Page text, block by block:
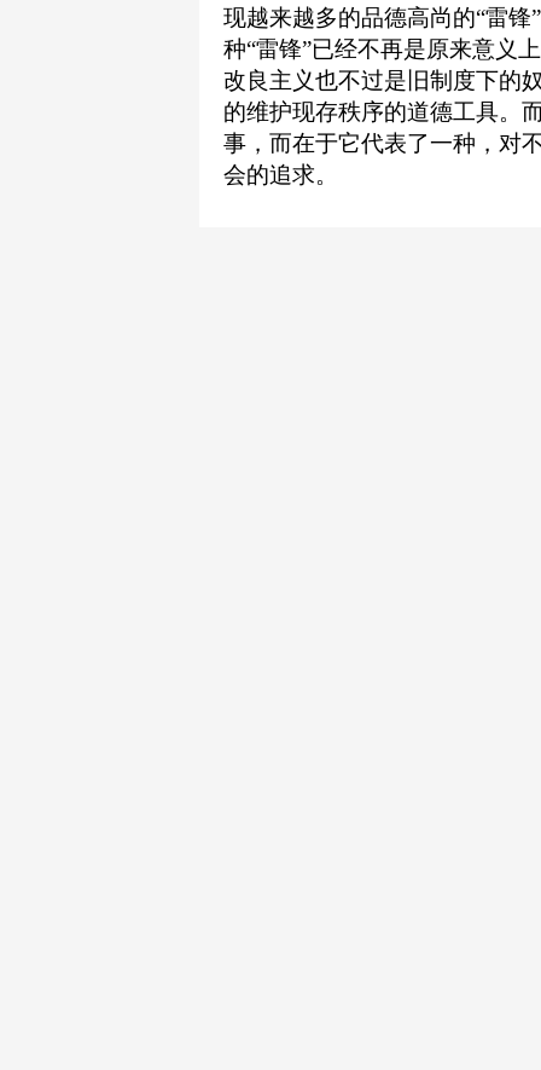
现越来越多的品德高尚的“雷
种“雷锋”已经不再是原来意义
改良主义也不过是旧制度下的
的维护现存秩序的道德工具。
事，而在于它代表了一种，对
会的追求。